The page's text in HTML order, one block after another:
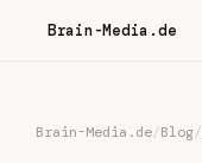
Brain-Media.de
Brain-Media.de/Blog/